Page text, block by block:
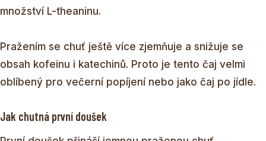
množství L-theaninu.
Pražením se chuť ještě více zjemňuje a snižuje se
obsah kofeinu i katechinů. Proto je tento čaj velmi
oblíbený pro večerní popíjení nebo jako čaj po jídle.
Jak chutná první doušek